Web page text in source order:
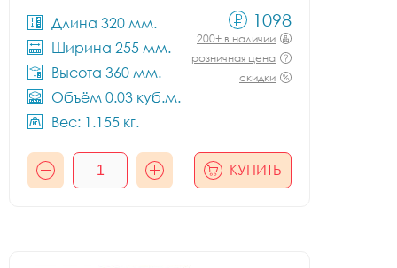
Длина 320 мм.
Ширина 255 мм.
Высота 360 мм.
Объём 0.03 куб.м.
Вес: 1.155 кг.
1098
200+ в наличии
розничная цена
скидки
КУПИТЬ